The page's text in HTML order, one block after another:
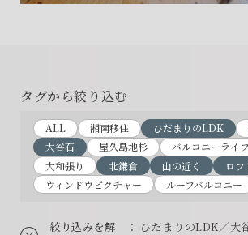
タグから絞り込む
ALL 湘南移住 ひだまりのLDK
大谷石
屋久島地杉
バルコニーライフ
大和張り
北鎌倉 山の近く
ロフ
ウィンドウピクチャー
ルーフバルコニー
絞り込みを解 ： ひだまりのLDK／大